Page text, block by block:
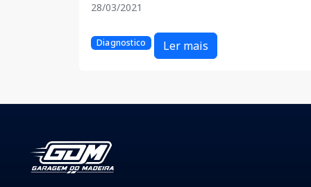
28/03/2021
Diagnostico Ler mais